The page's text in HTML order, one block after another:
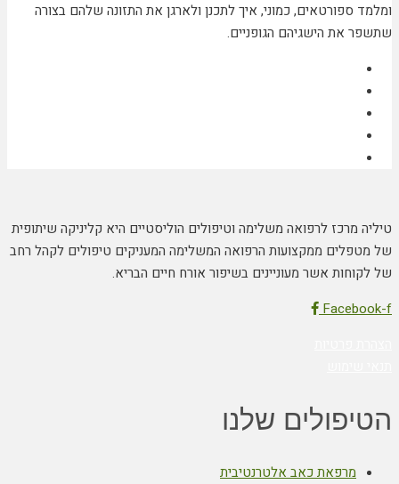
ומלמד ספורטאים, כמוני, איך לתכנן ולארגן את התזונה שלהם בצורה
שתשפר את הישגיהם הגופניים.
טיליה מרכז לרפואה משלימה וטיפולים הוליסטיים היא קליניקה שיתופית
של מטפלים ממקצועות הרפואה המשלימה המעניקים טיפולים לקהל רחב
של לקוחות אשר מעוניינים בשיפור אורח חיים הבריא.
Facebook-f
הטיפולים שלנו
מרפאת כאב אלטרנטיבית